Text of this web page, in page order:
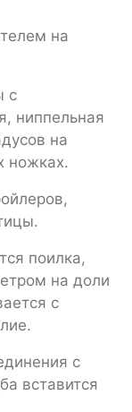
на
с
ниппельная
на
ножках.
поилка,
на доли
с
с
вставится